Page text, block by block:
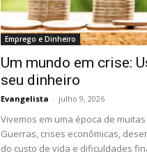
Emprego e Dinheiro
Um mundo em crise:
seu dinheiro
Evangelista - julho 9, 2026
Vivemos em uma época de
Guerras, crises econômicas,
do custo de vida e dificuldades